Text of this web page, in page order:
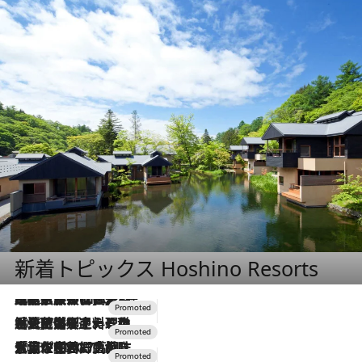
新着トピックス Hoshino Resorts
2026.7.31
【ホテル帰省】という選択肢をOMOが提案。家族とほどよい距離を保つには「昼は実家、夜は気兼ねなくホテルで！」
2026.7.24
【夏限定ディナーコース】旬を迎える稚鮎や花ズッキーニなどをイタリア・トスカーナの郷土料理の手法で満喫！
2026.7.17
「土佐和ハーブかき氷」がOMO7高知に登場！生姜、山椒、大葉など目にも舌にも涼を呼ぶ郷土の味